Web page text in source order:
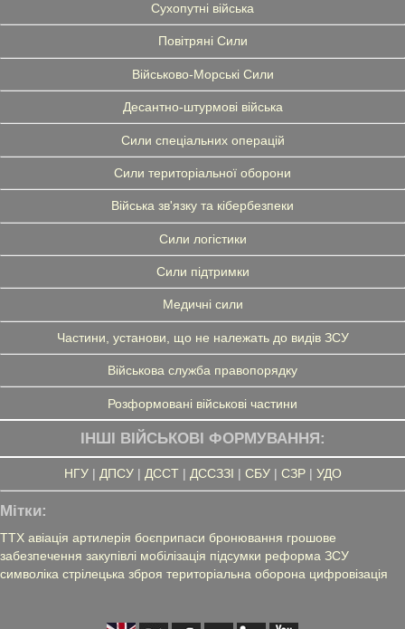
Сухопутні війська
Повітряні Сили
Військово-Морські Сили
Десантно-штурмові війська
Сили спеціальних операцій
Сили територіальної оборони
Війська зв'язку та кібербезпеки
Сили логістики
Сили підтримки
Медичні сили
Частини, установи, що не належать до видів ЗСУ
Військова служба правопорядку
Розформовані військові частини
ІНШІ ВІЙСЬКОВІ ФОРМУВАННЯ:
НГУ| ДПСУ| ДССТ| ДССЗЗІ | СБУ| СЗР| УДО
Мітки:
ТТХ авіація артилерія боєприпаси бронювання грошове
забезпечення закупівлі мобілізація підсумки реформа ЗСУ
символіка стрілецька зброя територіальна оборона цифровізація